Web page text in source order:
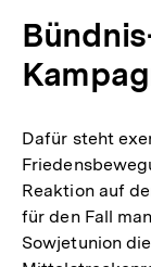
Dafür steht
Reaktion auf
für den Fall
Sowjetunion